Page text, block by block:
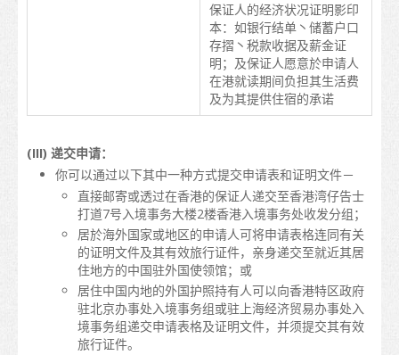
学生心声
亚洲
保证人的经济状况证明影印
本：如银行结单丶储蓄户口
存摺丶税款收据及薪金证
明；及保证人愿意於申请人
在港就读期间负担其生活费
及为其提供住宿的承诺
(III) 递交申请：
你可以通过以下其中一种方式提交申请表和证明文件－
直接邮寄或透过在香港的保证人递交至香港湾仔告士
打道7号入境事务大楼2楼香港入境事务处收发分组；
居於海外国家或地区的申请人可将申请表格连同有关
的证明文件及其有效旅行证件，亲身递交至就近其居
住地方的中国驻外国使领馆；或
居住中国内地的外国护照持有人可以向香港特区政府
驻北京办事处入境事务组或驻上海经济贸易办事处入
境事务组递交申请表格及证明文件，并须提交其有效
旅行证件。